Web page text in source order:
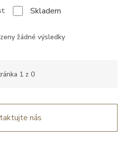
Skladem
žádné výsledky
1z 0
nás